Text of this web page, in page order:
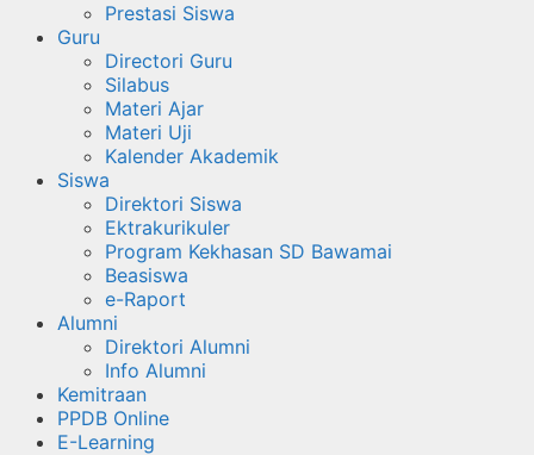
Prestasi Siswa
Guru
Directori Guru
Silabus
Materi Ajar
Materi Uji
Kalender Akademik
Siswa
Direktori Siswa
Ektrakurikuler
Program Kekhasan SD Bawamai
Beasiswa
e-Raport
Alumni
Direktori Alumni
Info Alumni
Kemitraan
PPDB Online
E-Learning